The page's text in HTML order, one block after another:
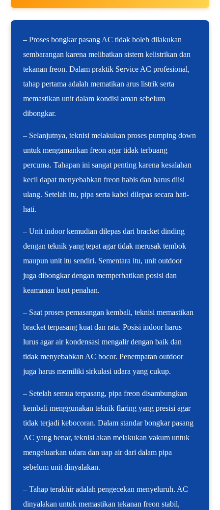
– Proses bongkar pasang AC tidak boleh dilakukan
sembarangan karena melibatkan sistem kelistrikan dan
tekanan freon. Dalam praktik Service AC profesional,
tahap pertama adalah mematikan arus listrik serta
memastikan unit dalam kondisi aman sebelum
dibongkar.
– Selanjutnya, teknisi melakukan proses pumping down
untuk mengamankan freon agar tidak terbuang
percuma. Tahapan ini sangat penting karena kesalahan
kecil dapat menyebabkan freon habis dan harus diisi
ulang. Setelah itu, pipa serta kabel dilepas secara hati-
hati.
– Unit indoor kemudian dilepas dari bracket dinding
dengan teknik yang tepat agar tidak merusak tembok
maupun unit itu sendiri. Sementara itu, unit outdoor
juga dibongkar dengan memperhatikan posisi dan
keamanan baut penahan.
– Saat proses pemasangan kembali, teknisi memastikan
bracket terpasang kuat dan rata. Posisi indoor harus
lurus agar air kondensasi mengalir dengan baik dan
tidak menyebabkan AC bocor. Penempatan outdoor
juga harus memiliki sirkulasi udara yang cukup.
– Setelah semua terpasang, pipa freon disambungkan
kembali menggunakan teknik flaring yang presisi agar
tidak terjadi kebocoran. Dalam standar bongkar pasang
AC yang benar, teknisi akan melakukan vakum untuk
mengeluarkan udara dan uap air dari dalam pipa
sebelum unit dinyalakan.
– Tahap terakhir adalah pengecekan menyeluruh. AC
dinyalakan untuk memastikan tekanan freon stabil,